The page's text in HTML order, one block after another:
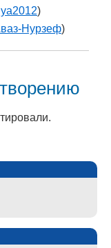
)
Нурзеф)